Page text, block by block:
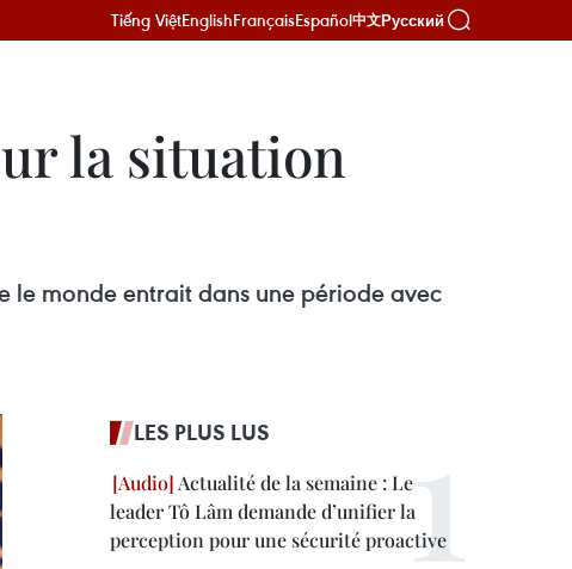
Tiếng ViệtEnglishFrançaisEspañol中文Русский
la situation
le monde entrait dans une période avec
LES PLUS LUS
Actualité de la semaine : Le
leader Tô Lâm demande d’unifier la
perception pour une sécurité proactive